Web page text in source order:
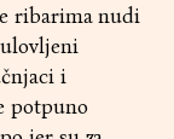
ribarima nudi
ulovljeni
i
potpuno